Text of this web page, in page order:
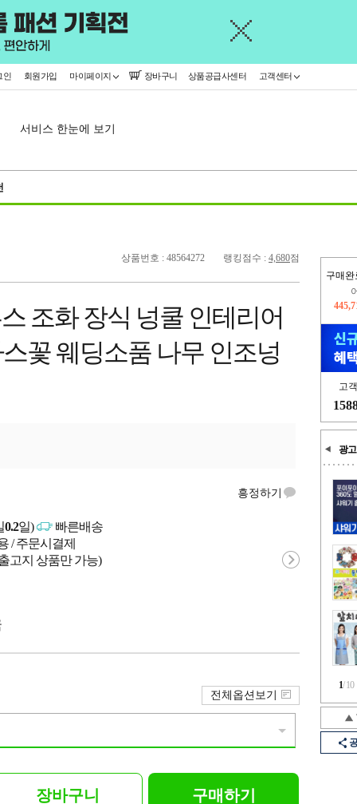
인 회원가입 마이페이지 장바구니 상품공급사센터 고객센터
서비스 한눈에 보기
구매완
오
고
광고
1/10
상품번호 : 48564272 랭킹점수 : 4,680점
조화 장식 넝쿨 인테리어
꽃 웨딩소품 나무 인조넝
흥정하기
0.2일)
빠른배송
/ 주문시결제
고지 상품만 가능)
전체옵션보기
장바구니 구매하기